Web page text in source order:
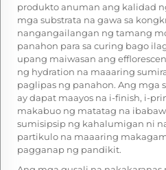
produkto anuman ang kalidad
mga substrata na gawa sa
nangangailangan ng tamang
panahon para sa curing bago
upang maiwasan ang
ng hydration na maaaring
paglipas ng panahon. Ang mga
ay dapat maayos na i-finish, i-
makabuo ng matatag na
sumisipsip ng kahalumigan ni
partikulo na maaaring
pagganap ng pandikit.